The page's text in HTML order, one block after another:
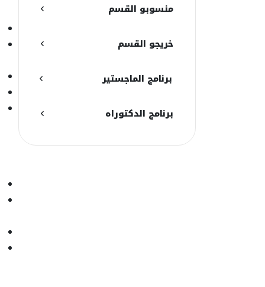
منسوبو القسم
خريجو القسم
برنامج الماجستير
برنامج الدكتوراه